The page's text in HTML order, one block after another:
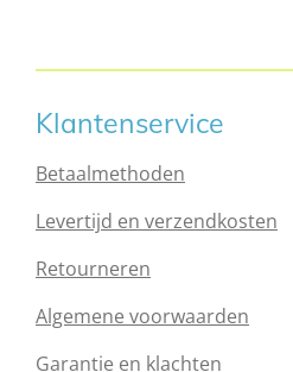
Klantenservice
Betaalmethoden
Levertijd en verzendkosten
Retourneren
Algemene voorwaarden
Garantie en klachten